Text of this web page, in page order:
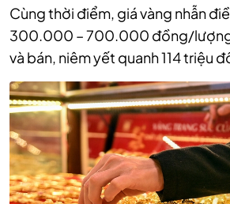
Cùng thời điểm, giá vàng nhẫn
300.000 – 700.000 đồng/lượng
và bán, niêm yết quanh 114 triệu